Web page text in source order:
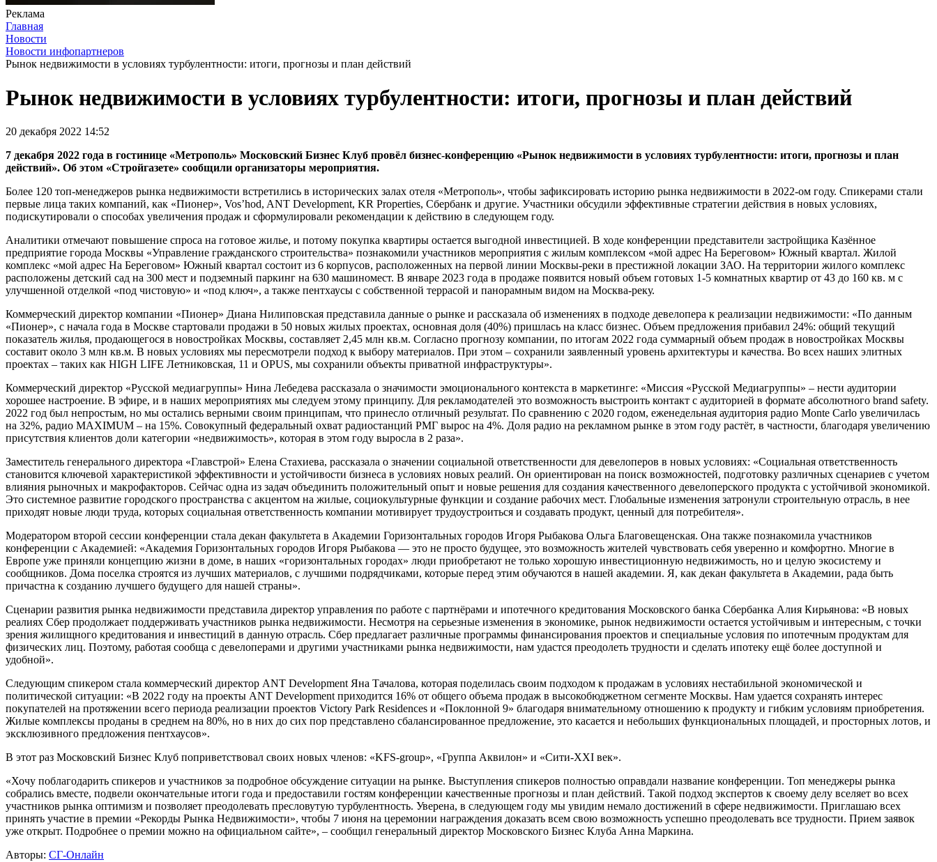
Реклама
Главная
Новости
Новости инфопартнеров
Рынок недвижимости в условиях турбулентности: итоги, прогнозы и план действий
Рынок недвижимости в условиях турбулентности: итоги, прогнозы и план действий
20 декабря 2022 14:52
7 декабря 2022 года в гостинице «Метрополь» Московский Бизнес Клуб провёл бизнес-конференцию «Рынок недвижимости в условиях турбулентности: итоги, прогнозы и план
действий». Об этом «Стройгазете» сообщили организаторы мероприятия.
Более 120 топ-менеджеров рынка недвижимости встретились в исторических залах отеля «Метрополь», чтобы зафиксировать историю рынка недвижимости в 2022-ом году. Спикерами стали
первые лица таких компаний, как «Пионер», Vos’hod, ANT Development, KR Properties, Сбербанк и другие. Участники обсудили эффективные стратегии действия в новых условиях,
подискутировали о способах увеличения продаж и сформулировали рекомендации к действию в следующем году.
Аналитики отмечают повышение спроса на готовое жилье, и потому покупка квартиры остается выгодной инвестицией. В ходе конференции представители застройщика Казённое
предприятие города Москвы «Управление гражданского строительства» познакомили участников мероприятия с жилым комплексом «мой адрес На Береговом» Южный квартал. Жилой
комплекс «мой адрес На Береговом» Южный квартал состоит из 6 корпусов, расположенных на первой линии Москвы-реки в престижной локации ЗАО. На территории жилого комплекс
расположены детский сад на 300 мест и подземный паркинг на 630 машиномест. В январе 2023 года в продаже появится новый объем готовых 1-5 комнатных квартир от 43 до 160 кв. м с
улучшенной отделкой «под чистовую» и «под ключ», а также пентхаусы с собственной террасой и панорамным видом на Москва-реку.
Коммерческий директор компании «Пионер» Диана Нилиповская представила данные о рынке и рассказала об изменениях в подходе девелопера к реализации недвижимости: «По данным
«Пионер», с начала года в Москве стартовали продажи в 50 новых жилых проектах, основная доля (40%) пришлась на класс бизнес. Объем предложения прибавил 24%: общий текущий
показатель жилья, продающегося в новостройках Москвы, составляет 2,45 млн кв.м. Согласно прогнозу компании, по итогам 2022 года суммарный объем продаж в новостройках Москвы
составит около 3 млн кв.м. В новых условиях мы пересмотрели подход к выбору материалов. При этом – сохранили заявленный уровень архитектуры и качества. Во всех наших элитных
проектах – таких как HIGH LIFE Летниковская, 11 и OPUS, мы сохранили объекты приватной инфраструктуры».
Коммерческий директор «Русской медиагруппы» Нина Лебедева рассказала о значимости эмоционального контекста в маркетинге: «Миссия «Русской Медиагруппы» – нести аудитории
хорошее настроение. В эфире, и в наших мероприятиях мы следуем этому принципу. Для рекламодателей это возможность выстроить контакт с аудиторией в формате абсолютного brand safety.
2022 год был непростым, но мы остались верными своим принципам, что принесло отличный результат. По сравнению с 2020 годом, еженедельная аудитория радио Monte Carlo увеличилась
на 32%, радио MAXIMUM – на 15%. Совокупный федеральный охват радиостанций РМГ вырос на 4%. Доля радио на рекламном рынке в этом году растёт, в частности, благодаря увеличению
присутствия клиентов доли категории «недвижимость», которая в этом году выросла в 2 раза».
Заместитель генерального директора «Главстрой» Елена Стахиева, рассказала о значении социальной ответственности для девелоперов в новых условиях: «Социальная ответственность
становится ключевой характеристикой эффективности и устойчивости бизнеса в условиях новых реалий. Он ориентирован на поиск возможностей, подготовку различных сценариев с учетом
влияния рыночных и макрофакторов. Сейчас одна из задач объединить положительный опыт и новые решения для создания качественного девелоперского продукта с устойчивой экономикой.
Это системное развитие городского пространства с акцентом на жилые, социокультурные функции и создание рабочих мест. Глобальные изменения затронули строительную отрасль, в нее
приходят новые люди труда, которых социальная ответственность компании мотивирует трудоустроиться и создавать продукт, ценный для потребителя».
Модератором второй сессии конференции стала декан факультета в Академии Горизонтальных городов Игоря Рыбакова Ольга Благовещенская. Она также познакомила участников
конференции с Академией: «Академия Горизонтальных городов Игоря Рыбакова — это не просто будущее, это возможность жителей чувствовать себя уверенно и комфортно. Многие в
Европе уже приняли концепцию жизни в доме, в наших «горизонтальных городах» люди приобретают не только хорошую инвестиционную недвижимость, но и целую экосистему и
сообщников. Дома поселка строятся из лучших материалов, с лучшими подрядчиками, которые перед этим обучаются в нашей академии. Я, как декан факультета в Академии, рада быть
причастна к созданию лучшего будущего для нашей страны».
Сценарии развития рынка недвижимости представила директор управления по работе с партнёрами и ипотечного кредитования Московского банка Сбербанка Алия Кирьянова: «В новых
реалиях Сбер продолжает поддерживать участников рынка недвижимости. Несмотря на серьезные изменения в экономике, рынок недвижимости остается устойчивым и интересным, с точки
зрения жилищного кредитования и инвестиций в данную отрасль. Сбер предлагает различные программы финансирования проектов и специальные условия по ипотечным продуктам для
физических лиц. Поэтому, работая сообща с девелоперами и другими участниками рынка недвижимости, нам удастся преодолеть трудности и сделать ипотеку ещё более доступной и
удобной».
Следующим спикером стала коммерческий директор ANT Development Яна Тачалова, которая поделилась своим подходом к продажам в условиях нестабильной экономической и
политической ситуации: «В 2022 году на проекты ANT Development приходится 16% от общего объема продаж в высокобюджетном сегменте Москвы. Нам удается сохранять интерес
покупателей на протяжении всего периода реализации проектов Victory Park Residences и «Поклонной 9» благодаря внимательному отношению к продукту и гибким условиям приобретения.
Жилые комплексы проданы в среднем на 80%, но в них до сих пор представлено сбалансированное предложение, это касается и небольших функциональных площадей, и просторных лотов, и
эксклюзивного предложения пентхаусов».
В этот раз Московский Бизнес Клуб поприветствовал своих новых членов: «KFS-group», «Группа Аквилон» и «Сити-XXI век».
«Хочу поблагодарить спикеров и участников за подробное обсуждение ситуации на рынке. Выступления спикеров полностью оправдали название конференции. Топ менеджеры рынка
собрались вместе, подвели окончательные итоги года и предоставили гостям конференции качественные прогнозы и план действий. Такой подход экспертов к своему делу вселяет во всех
участников рынка оптимизм и позволяет преодолевать пресловутую турбулентность. Уверена, в следующем году мы увидим немало достижений в сфере недвижимости. Приглашаю всех
принять участие в премии «Рекорды Рынка Недвижимости», чтобы 7 июня на церемонии награждения доказать всем свою возможность успешно преодолевать все трудности. Прием заявок
уже открыт. Подробнее о премии можно на официальном сайте», – сообщил генеральный директор Московского Бизнес Клуба Анна Маркина.
Авторы: СГ-Онлайн